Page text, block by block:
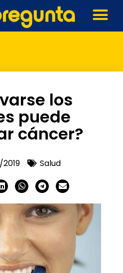
los
puede
cáncer?
Salud